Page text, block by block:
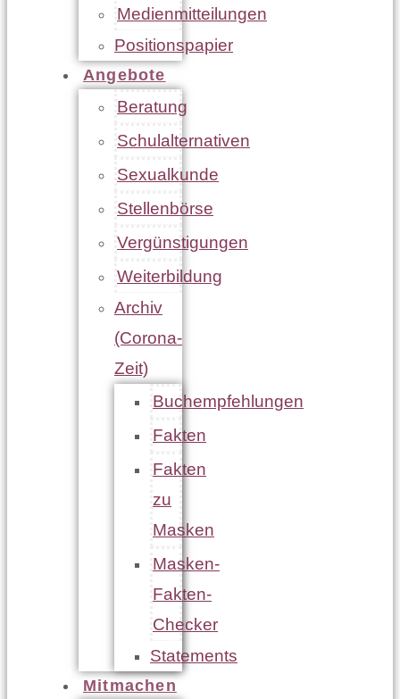
Medienmitteilungen
Positionspapier
Angebote
Beratung
Schulalternativen
Sexualkunde
Stellenbörse
Vergünstigungen
Weiterbildung
Archiv
(Corona-
Zeit)
Buchempfehlungen
Fakten
Fakten
zu
Masken
Masken-
Fakten-
Checker
Statements
Mitmachen